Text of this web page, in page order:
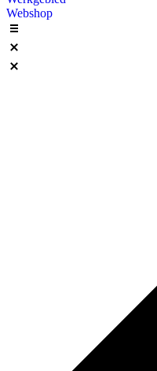
Webshop